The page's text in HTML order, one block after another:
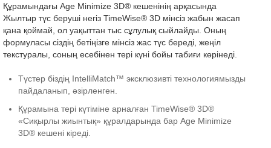
Құрамындағы Age Minimize 3D® кешенінің арқасында
Жылтыр түс беруші негіз TimeWise® 3D мінсіз жабын жасап
қана қоймай, ол уақыттан тыс сұлулық сыйлайды. Оның
формуласы сіздің бетіңізге мінсіз жас түс береді, жеңіл
текстуралы, соның есебінен тері күні бойы табиғи көрінеді.
Түстер біздің IntelliMatch™ эксклюзивті технологиямызды
пайдаланып, әзірленген.
Құрамына тері күтіміне арналған TimeWise® 3D®
«Сиқырлы жиынтық» құралдарында бар Age Minimize
3D® кешені кіреді.